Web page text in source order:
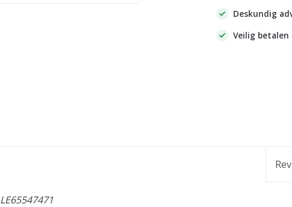
Deskundig
Veilig betalen
LE65547471